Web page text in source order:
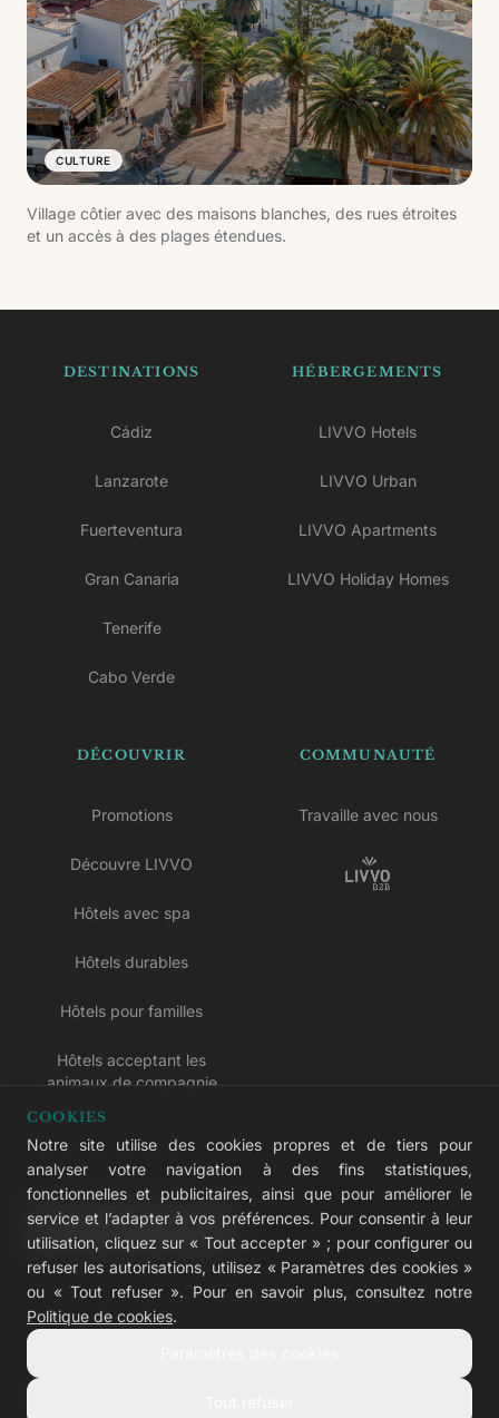
CULTURE
Village côtier avec des maisons blanches, des rues étroites
et un accès à des plages étendues.
DESTINATIONS
Cádiz
Lanzarote
Fuerteventura
Gran Canaria
Tenerife
Cabo Verde
HÉBERGEMENTS
LIVVO Hotels
LIVVO Urban
LIVVO Apartments
LIVVO Holiday Homes
DÉCOUVRIR
Promotions
Découvre LIVVO
Hôtels avec spa
Hôtels durables
Hôtels pour familles
Hôtels acceptant les
animaux de compagnie
Hôtels tout compris
LIVVO Plus
COMMUNAUTÉ
Travaille avec nous
COOKIES
Notre site utilise des cookies propres et de tiers pour
analyser votre navigation à des fins statistiques,
fonctionnelles et publicitaires, ainsi que pour améliorer le
service et l’adapter à vos préférences. Pour consentir à leur
utilisation, cliquez sur « Tout accepter » ; pour configurer ou
refuser les autorisations, utilisez « Paramètres des cookies »
ou « Tout refuser ». Pour en savoir plus, consultez notre
Politique de cookies.